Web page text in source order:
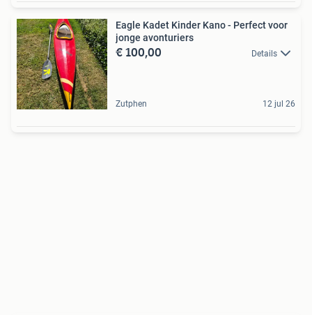
Eagle Kadet Kinder Kano - Perfect voor
jonge avonturiers
€ 100,00 Details
Zutphen 12 jul 26